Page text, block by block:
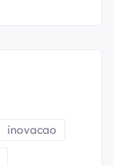
inovacao